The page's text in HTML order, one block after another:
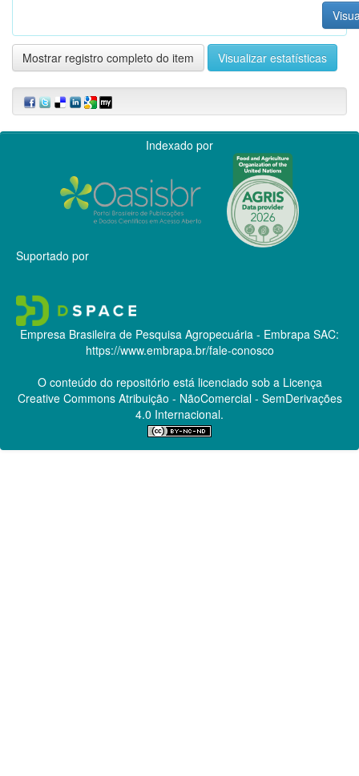
Mostrar registro completo do item Visualizar estatísticas
Indexado por
Suportado por
Empresa Brasileira de Pesquisa Agropecuária - Embrapa SAC:
https://www.embrapa.br/fale-conosco
O conteúdo do repositório está licenciado sob a Licença
Creative CommonsAtribuição - NãoComercial - SemDerivações
4.0 Internacional.